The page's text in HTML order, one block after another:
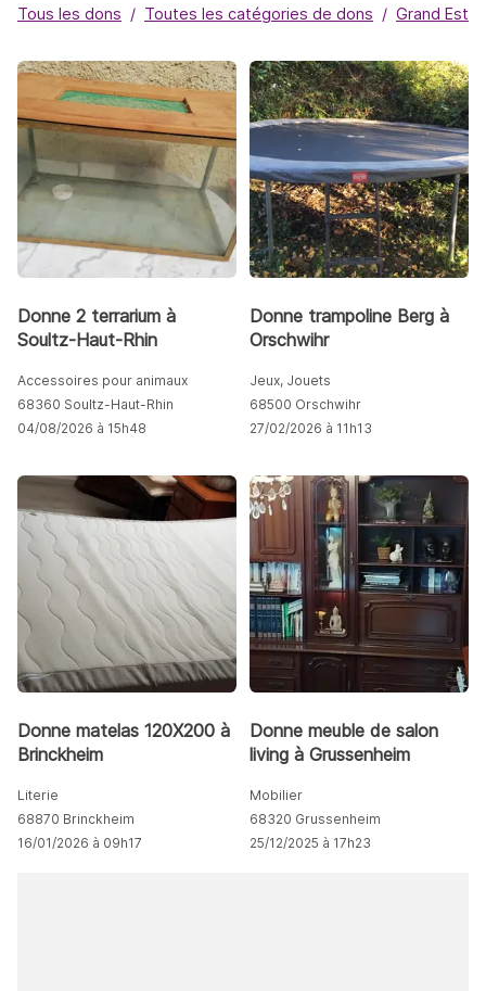
Tous les dons Toutes les catégories de dons Grand Est
Donne 2 terrarium à
Soultz-Haut-Rhin
Accessoires pour animaux
68360 Soultz-Haut-Rhin
04/08/2026 à 15h48
Donne trampoline Berg à
Orschwihr
Jeux, Jouets
68500 Orschwihr
27/02/2026 à 11h13
Donne matelas 120X200 à
Brinckheim
Literie
68870 Brinckheim
16/01/2026 à 09h17
Donne meuble de salon
living à Grussenheim
Mobilier
68320 Grussenheim
25/12/2025 à 17h23